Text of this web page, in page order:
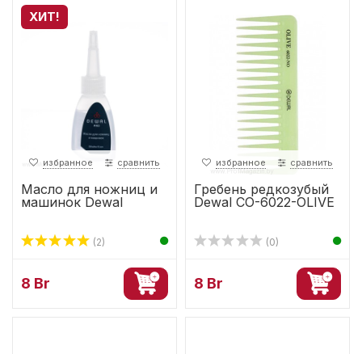
ХИТ!
избранное сравнить
Масло для ножниц и
машинок Dewal
(2)
8 Br
избранное сравнить
Гребень редкозубый
Dewal CO-6022-OLIVE
(0)
8 Br